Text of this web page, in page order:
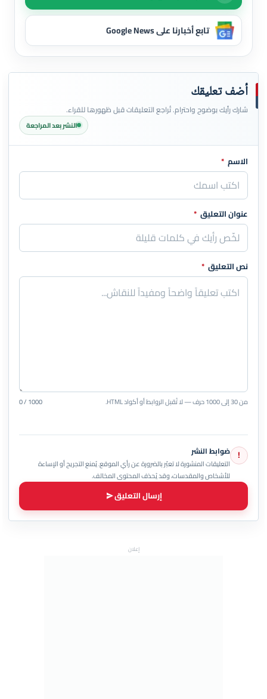
تابع أخبارنا على Google News
أضف تعليقك
شارك رأيك بوضوح واحترام. تُراجع التعليقات قبل ظهورها للقراء.
النشر بعد المراجعة
اترك هذا الحقل فارغاً
الاسم *
عنوان التعليق *
نص التعليق *
من 30 إلى 1000 حرف — لا تُقبل الروابط أو أكواد HTML. 0 / 1000
! ضوابط النشر
التعليقات المنشورة لا تعبّر بالضرورة عن رأي الموقع. يُمنع التجريح أو الإساءة
للأشخاص والمقدسات، وقد يُحذف المحتوى المخالف.
إرسال التعليق
إعلان